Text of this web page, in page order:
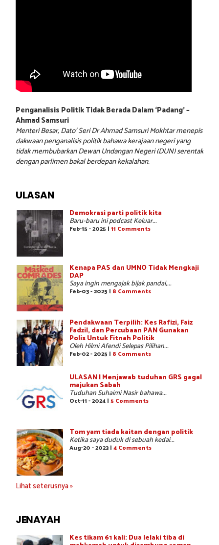
Penganalisis Politik Tidak Berada Dalam ‘Padang’ –
Ahmad Samsuri
Menteri Besar, Dato’ Seri Dr Ahmad Samsuri Mokhtar menepis
dakwaan penganalisis politik bahawa kerajaan negeri yang
tidak membubarkan Dewan Undangan Negeri (DUN) serentak
dengan parlimen bakal berdepan kekalahan.
ULASAN
Demokrasi parti politik kita
Baru-baru ini podcast Keluar...
Feb-15 - 2025 | 11 Comments
Kenapa PAS dan UMNO Tidak Mengkaji
DAP
Saya ingin mengajak bijak pandai,...
Feb-03 - 2025 | 8 Comments
Pendakwaan Terpilih: Kes Rafizi, Faiz
Fadzil, dan Percubaan PAN Gunakan
Polis Untuk Fitnah Politik
Oleh Hilmi Afendi Selepas Pilihan...
Feb-02 - 2025 | 8 Comments
ULASAN | Menjawab tuduhan GRS gagal
majukan Sabah
Tuduhan Suhaimi Nasir bahawa...
Oct-11 - 2024 | 5 Comments
Tom yam tiada kaitan dengan politik
Ketika saya duduk di sebuah kedai...
Aug-20 - 2023 | 4 Comments
Lihat seterusnya »
JENAYAH
Kes tikam 61 kali: Dua lelaki tiba di